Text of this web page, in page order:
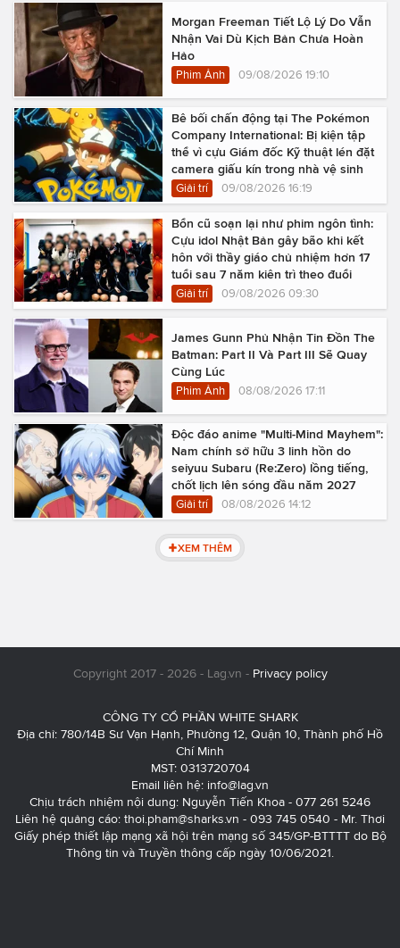
Morgan Freeman Tiết Lộ Lý Do Vẫn
Nhận Vai Dù Kịch Bản Chưa Hoàn
Hảo
Phim Ảnh 09/08/2026 19:10
Bê bối chấn động tại The Pokémon
Company International: Bị kiện tập
thể vì cựu Giám đốc Kỹ thuật lén đặt
camera giấu kín trong nhà vệ sinh
Giải trí 09/08/2026 16:19
Bổn cũ soạn lại như phim ngôn tình:
Cựu idol Nhật Bản gây bão khi kết
hôn với thầy giáo chủ nhiệm hơn 17
tuổi sau 7 năm kiên trì theo đuổi
Giải trí 09/08/2026 09:30
James Gunn Phủ Nhận Tin Đồn The
Batman: Part II Và Part III Sẽ Quay
Cùng Lúc
Phim Ảnh 08/08/2026 17:11
Độc đáo anime "Multi-Mind Mayhem":
Nam chính sở hữu 3 linh hồn do
seiyuu Subaru (Re:Zero) lồng tiếng,
chốt lịch lên sóng đầu năm 2027
Giải trí 08/08/2026 14:12
XEM THÊM
Copyright 2017 - 2026 - Lag.vn - Privacy policy
CÔNG TY CỔ PHẦN WHITE SHARK
Địa chỉ: 780/14B Sư Vạn Hạnh, Phường 12, Quận 10, Thành phố Hồ
Chí Minh
MST: 0313720704
Email liên hệ: info@lag.vn
Chịu trách nhiệm nội dung: Nguyễn Tiến Khoa - 077 261 5246
Liên hệ quảng cáo: thoi.pham@sharks.vn - 093 745 0540 - Mr. Thơi
Giấy phép thiết lập mạng xã hội trên mạng số 345/GP-BTTTT do Bộ
Thông tin và Truyền thông cấp ngày 10/06/2021.